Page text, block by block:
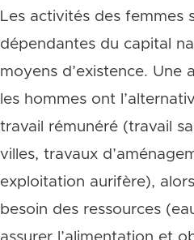
Les activités des femmes
dépendantes du capital
moyens d’existence. Une
les hommes ont
travail rémunéré (travail
villes, travaux
exploitation aurifère),
besoin des ressources